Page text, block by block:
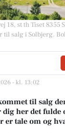
18, st th Tiset 8355
til salg i Solbjerg.
- kl. 13:02
til salg
dig her det fulde
tale om og